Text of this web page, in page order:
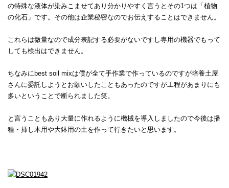
の特殊な液体が染みこませてあり分かりやすく言うとその1つは「植物
の化石」です。その他は企業秘密なのでお伝えすることはできません。
これらは微量なので成分表記する必要がないですし専用の機器でもって
しても検出はできません。
ちなみにbest soil mixは僕が全て手作業で作っているのですが培養土屋
さんに委託しようとお願いしたこともあったのですが工程があまりにも
多いということで断られました笑。
と言うこともあり大量に作れるように機械を導入しましたので今後は播
種・挿し木用や大鉢用の土を作って行きたいと思います。